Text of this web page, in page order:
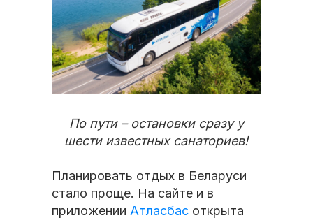
По пути – остановки сразу у
шести известных санаториев!
Планировать отдых в Беларуси
стало проще. На сайте и в
приложении Атласбас открыта